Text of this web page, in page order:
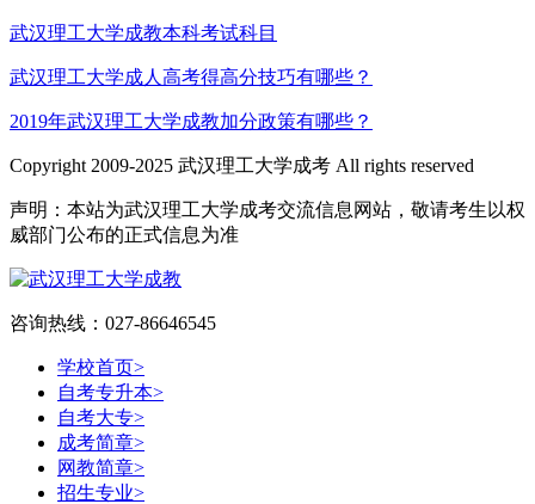
武汉理工大学成教本科考试科目
武汉理工大学成人高考得高分技巧有哪些？
2019年武汉理工大学成教加分政策有哪些？
Copyright 2009-2025 武汉理工大学成考 All rights reserved
声明：本站为武汉理工大学成考交流信息网站，敬请考生以权
威部门公布的正式信息为准
咨询热线：027-86646545
学校首页>
自考专升本>
自考大专>
成考简章>
网教简章>
招生专业>